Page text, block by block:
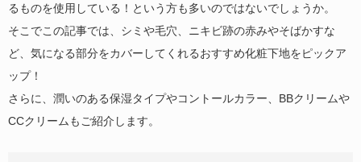
るものを使用している！という方も多いのではないでしょうか。
そこでこの記事では、シミや毛穴、ニキビ跡の赤みやそばかすな
ど、気になる部分をカバーしてくれるおすすめ化粧下地をピックア
ップ！
さらに、潤いのある保湿タイプやコントールカラー、BBクリームや
CCクリームもご紹介します。